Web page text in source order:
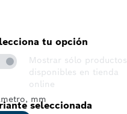
tu opción
Mostrar sólo productos
disponibles en tienda
online
mm
seleccionada